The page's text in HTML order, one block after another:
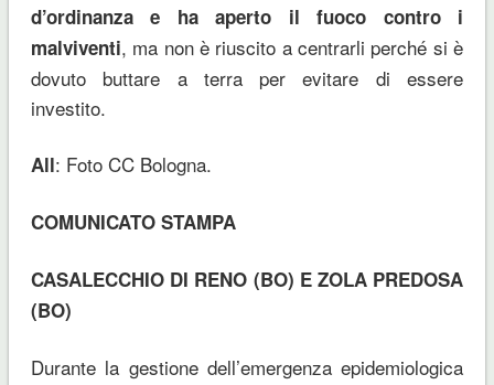
d’ordinanza e ha aperto il fuoco contro i
malviventi, ma non è riuscito a centrarli perché si è
dovuto buttare a terra per evitare di essere
investito.
All: Foto CC Bologna.
COMUNICATO STAMPA
CASALECCHIO DI RENO (BO) E ZOLA PREDOSA
(BO)
Durante la gestione dell’emergenza epidemiologica